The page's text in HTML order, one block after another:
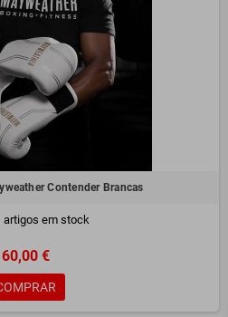
Contender Brancas
artigos em stock
60,00 €